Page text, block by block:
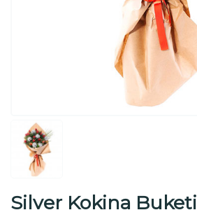
Silver Kokina Buketi